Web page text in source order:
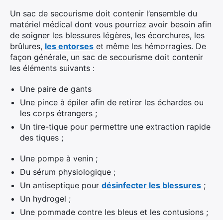
Un sac de secourisme doit contenir l’ensemble du
matériel médical dont vous pourriez avoir besoin afin
de soigner les blessures légères, les écorchures, les
brûlures, les entorses et même les hémorragies. De
façon générale, un sac de secourisme doit contenir
les éléments suivants :
Une paire de gants
Une pince à épiler afin de retirer les échardes ou
les corps étrangers ;
Un tire-tique pour permettre une extraction rapide
des tiques ;
Une pompe à venin ;
Du sérum physiologique ;
Un antiseptique pour désinfecter les blessures ;
Un hydrogel ;
Une pommade contre les bleus et les contusions ;